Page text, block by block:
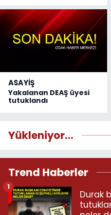
ASAYİŞ
Yakalanan DEAŞ üyesi
tutuklandı
Yükleniyor...
Trend Haberler
Durak
1